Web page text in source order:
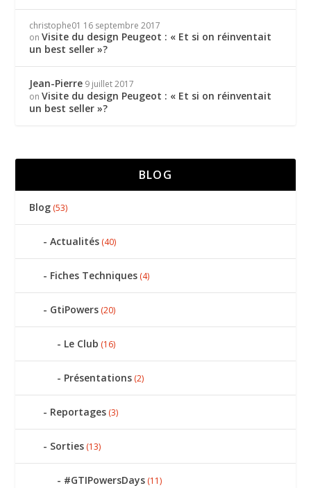
christophe01 16 septembre 2017
onVisite du design Peugeot : « Et si on réinventait
un best seller »?
Jean-Pierre 9 juillet 2017
onVisite du design Peugeot : « Et si on réinventait
un best seller »?
BLOG
Blog (53)
Actualités (40)
Fiches Techniques (4)
GtiPowers (20)
Le Club (16)
Présentations (2)
Reportages (3)
Sorties (13)
#GTIPowersDays (11)